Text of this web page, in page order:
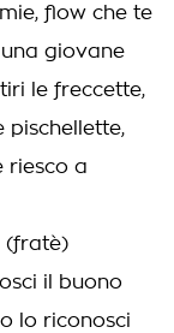
flow che te
giovane
le freccette,
pischellette,
riesco a
(fratè)
il buono
lo riconosci